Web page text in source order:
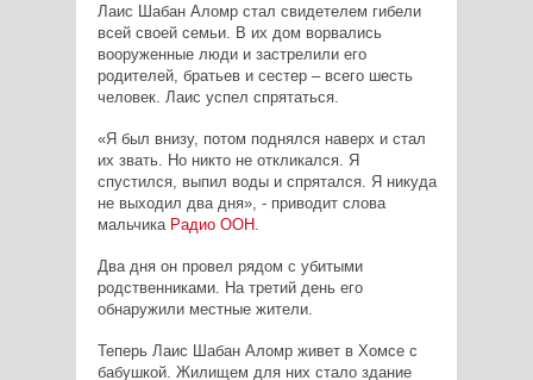
Лаис Шабан Аломр стал свидетелем гибели
всей своей семьи. В их дом ворвались
вооруженные люди и застрелили его
родителей, братьев и сестер – всего шесть
человек. Лаис успел спрятаться.
«Я был внизу, потом поднялся наверх и стал
их звать. Но никто не откликался. Я
спустился, выпил воды и спрятался. Я никуда
не выходил два дня», - приводит слова
мальчика Радио ООН
Два дня он провел рядом с убитыми
родственниками. На третий день его
обнаружили местные жители.
Теперь Лаис Шабан Аломр живет в Хомсе с
бабушкой. Жилищем для них стало здание